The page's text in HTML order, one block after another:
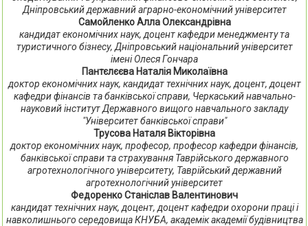
Дніпровський державний аграрно-економічний університет
Самойленко Алла Олександрівна
кандидат економічних наук, доцент кафедри менеджменту та
туристичного бізнесу, Дніпровський національний університет
імені Олеся Гончара
Пантєлєєва Наталія Миколаївна
доктор економічних наук, кандидат технічних наук, доцент, доцент
кафедри фінансів та банківської справи, Черкаський навчально-
науковий інститут Державного вищого навчального закладу
"Університет банківської справи"
Трусова Наталя Вікторівна
доктор економічних наук, професор, професор кафедри фінансів,
банківської справи та страхування Таврійського державного
агротехнологічного університету, Таврійський державний
агротехнологічний університет
Федоренко Станіслав Валентинович
кандидат технічних наук, доцент, доцент кафедри охорони праці і
навколишнього середовища КНУБА, академік академії будівництва